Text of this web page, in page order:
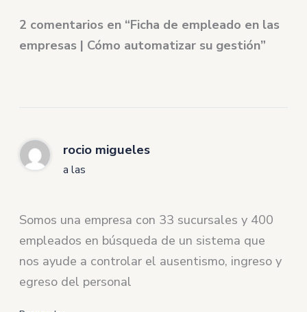
2 comentarios en “Ficha de empleado en las
empresas | Cómo automatizar su gestión”
rocio migueles
a las
Somos una empresa con 33 sucursales y 400
empleados en búsqueda de un sistema que
nos ayude a controlar el ausentismo, ingreso y
egreso del personal